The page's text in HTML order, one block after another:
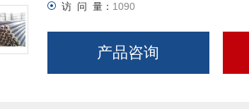
访 问 量： 1090
产品咨询